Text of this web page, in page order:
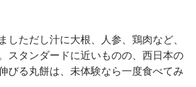
しただし汁に大根、人参、鶏肉など、
スタンダードに近いものの、西日本の
びる丸餅は、未体験なら一度食べてみ